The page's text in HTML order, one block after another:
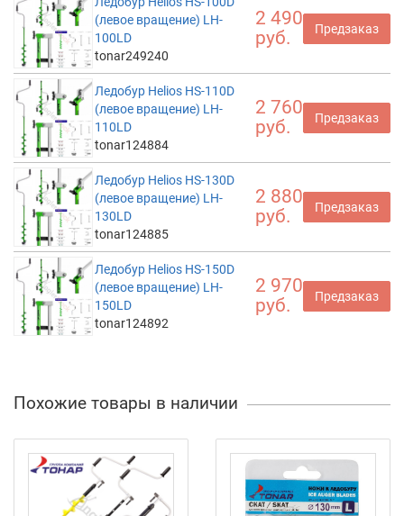
(левое вращение) LH-
100LD
tonar249240
2 490
руб.
Предзаказ
Ледобур Helios HS-110D
(левое вращение) LH-
110LD
tonar124884
2 760
руб.
Предзаказ
Ледобур Helios HS-130D
(левое вращение) LH-
130LD
tonar124885
2 880
руб.
Предзаказ
Ледобур Helios HS-150D
(левое вращение) LH-
150LD
tonar124892
2 970
руб.
Предзаказ
Похожие товары в наличии